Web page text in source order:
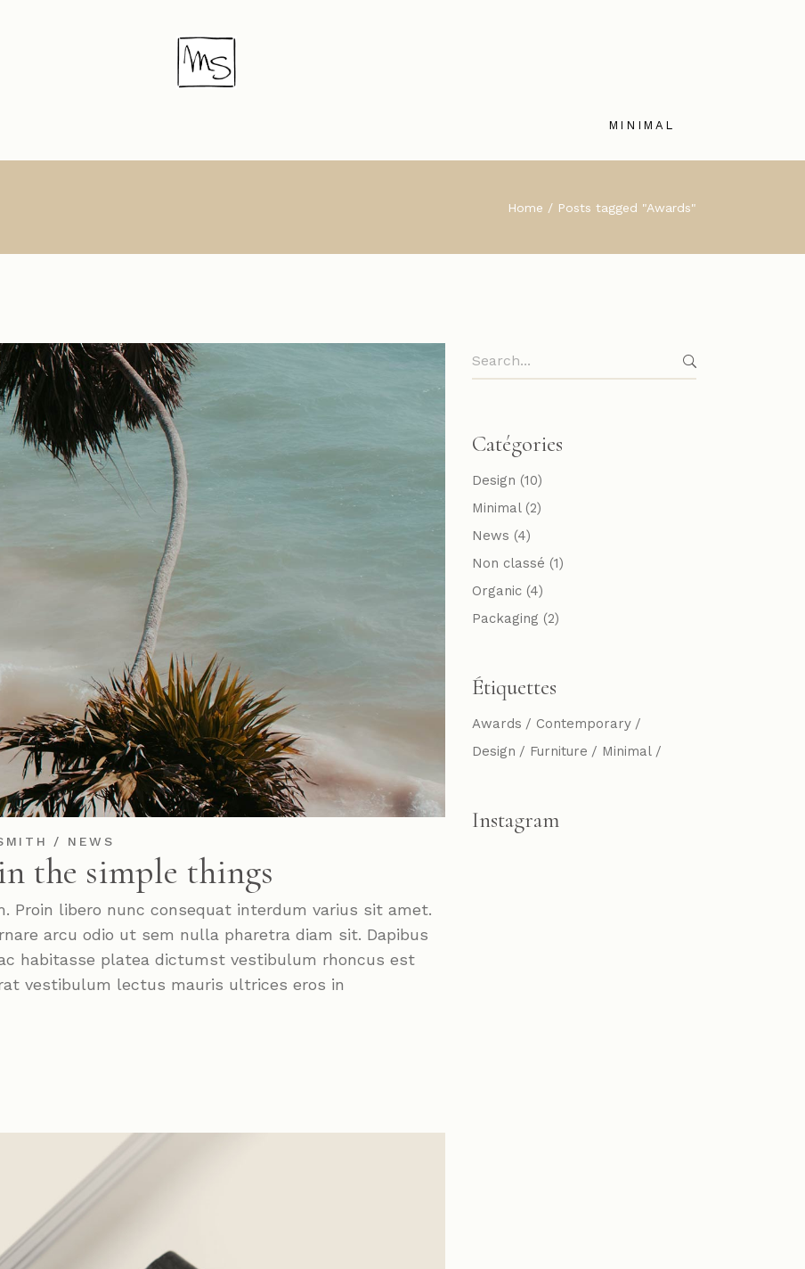
MINIMAL
Home Posts tagged "Awards"
NEWS
the simple things
Proin libero nunc consequat interdum varius sit amet.
arcu odio ut sem nulla pharetra diam sit. Dapibus
habitasse platea dictumst vestibulum rhoncus est
vestibulum lectus mauris ultrices eros in
for:
Catégories
Design (10)
Minimal(2)
News (4)
Non classé (1)
Organic(4)
Packaging (2)
Étiquettes
Awards
Contemporary
Design
Furniture Minimal
Instagram